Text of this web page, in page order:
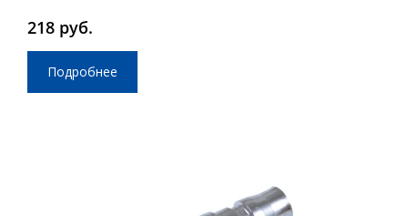
218 руб.
Подробнее